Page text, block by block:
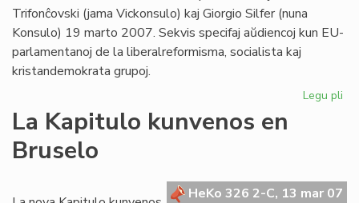
Trifonĉovski (jama Vickonsulo) kaj Giorgio Silfer (nuna
Konsulo) 19 marto 2007. Sekvis specifaj aŭdiencoj kun EU-
parlamentanoj de la liberalreformisma, socialista kaj
kristandemokrata grupoj.
Legu pli
La Kapitulo kunvenos en
Bruselo
HeKo 326 2-C, 13 mar 07